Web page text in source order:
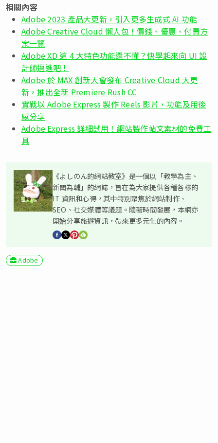
相關內容
Adobe 2023 產品大更新，引入更多生成式 AI 功能
Adobe Creative Cloud 懶人包！價錢、優惠、付費方
案一覽
Adobe XD 這 4 大特色功能還不懂？快學起來向 UI 設
計師邁進吧！
Adobe 於 MAX 創新大會發布 Creative Cloud 大更
新，推出全新 Premiere Rush CC
實戰以 Adobe Express 製作 Reels 影片，功能及用後
感分享
Adobe Express 詳細試用！網站製作帖文素材的免費工
具
《よしのん的網站教室》是一個以「教學為主、
新聞為輔」的網誌，旨在為大家提供各種各樣的
IT 資訊和心得，其中特別聚焦於網站制作、
SEO、社交媒體等議題。隨著時間發展，本網亦
開始分享旅遊資訊，帶來更多元化的內容。
Adobe